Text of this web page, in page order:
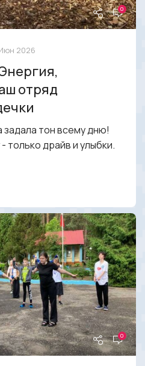
0
2026
отряд
тон всему дню!
только драйв и улыбки.
0